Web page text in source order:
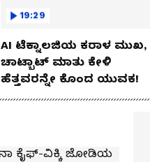
19:29
AI ಟೆಕ್ನಾಲಜಿಯ ಕರಾಳ ಮುಖ,
ಚಾಟ್ಬಾಟ್ ಮಾತು ಕೇಳಿ
ಹೆತ್ತವರನ್ನೇ ಕೊಂದ ಯುವಕ!